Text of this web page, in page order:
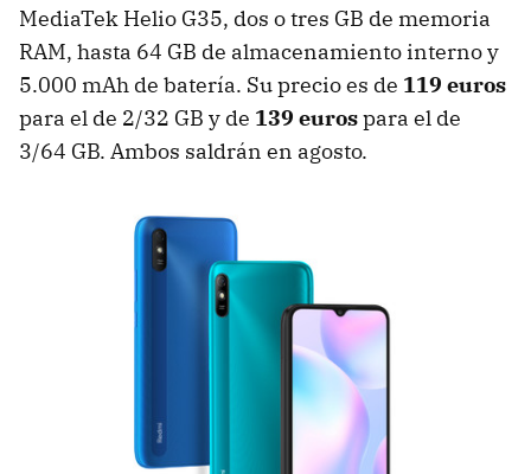
MediaTek Helio G35, dos o tres GB de memoria
RAM, hasta 64 GB de almacenamiento interno y
5.000 mAh de batería. Su precio es de 119 euros
para el de 2/32 GB y de 139 eurospara el de
3/64 GB. Ambos saldrán en agosto.